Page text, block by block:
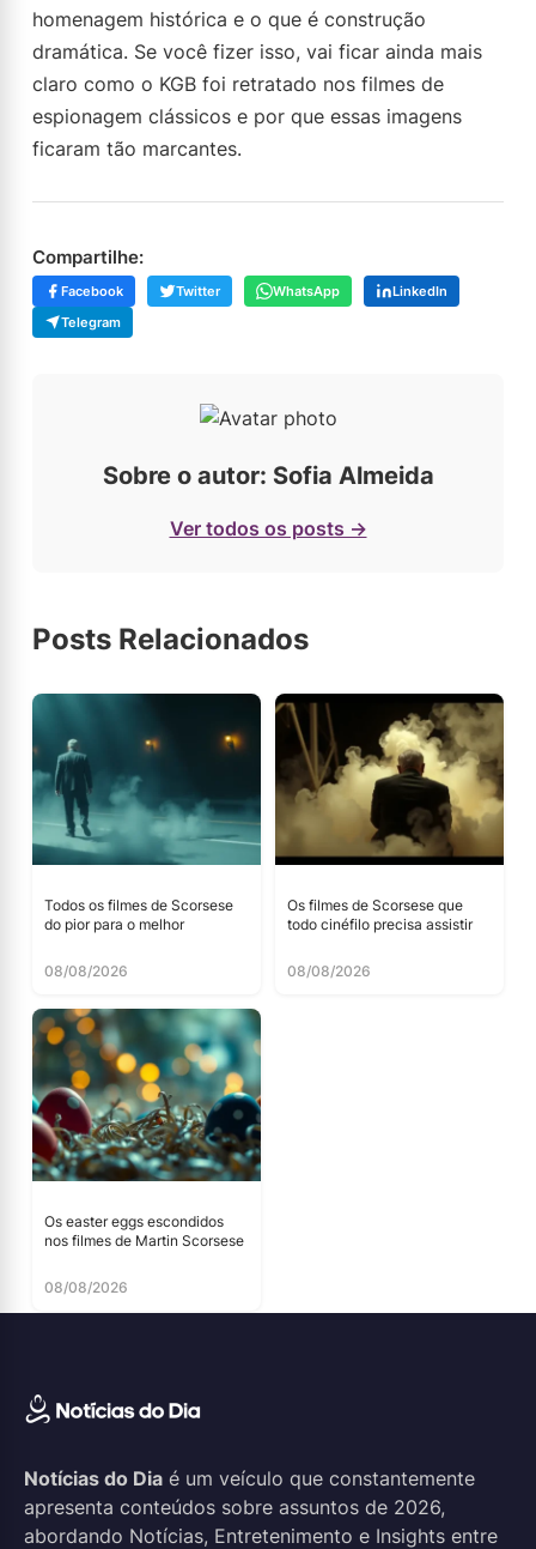
homenagem histórica e o que é construção
dramática. Se você fizer isso, vai ficar ainda mais
claro como o KGB foi retratado nos filmes de
espionagem clássicos e por que essas imagens
ficaram tão marcantes.
Compartilhe:
Facebook Twitter WhatsApp
LinkedIn
Telegram
Sobre o autor: Sofia Almeida
Ver todos os posts →
Posts Relacionados
Todos os filmes de Scorsese
do pior para o melhor
08/08/2026
Os filmes de Scorsese que
todo cinéfilo precisa assistir
08/08/2026
Os easter eggs escondidos
nos filmes de Martin Scorsese
08/08/2026
Notícias do Dia é um veículo que constantemente
apresenta conteúdos sobre assuntos de 2026,
abordando Notícias, Entretenimento e Insights entre